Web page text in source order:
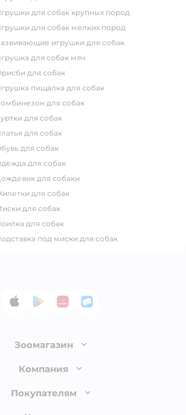
игрушки для собак крупных пород
игрушки для собак мелких пород
развивающие игрушки для собак
игрушка для собак мяч
фрисби для собак
игрушка пищалка для собак
комбинезон для собак
куртки для собак
платья для собак
обувь для собак
одежда для собак
дождевик для собаки
жилетки для собак
миски для собак
поилка для собак
подставка под миски для собак
App StoreGoogle Play
AppGallery
RuStore
Зоомагазин
Лицензия
Доставка и оплата
Компания
О компании
Покупателям